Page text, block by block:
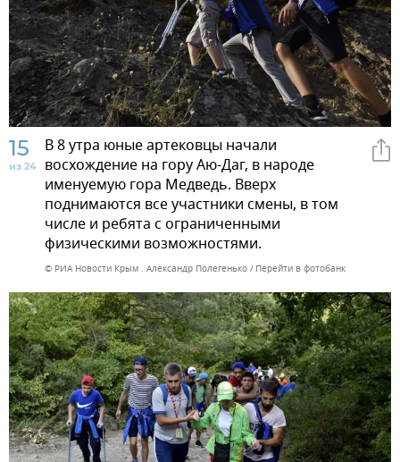
15
из 24
В 8 утра юные артековцы начали
восхождение на гору Аю-Даг, в народе
именуемую гора Медведь. Вверх
поднимаются все участники смены, в том
числе и ребята с ограниченными
физическими возможностями.
© РИА Новости Крым . Александр Полегенько Перейти в фотобанк